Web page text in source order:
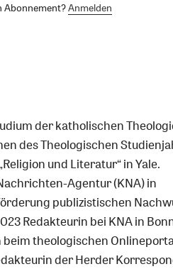
Abonnement?Anmelden
der katholischen
des Theologischen
und Literatur“ in Yale.
Agentur (KNA) in
publizistischen
Redakteurin bei KNA in
beim theologischen
der Herder